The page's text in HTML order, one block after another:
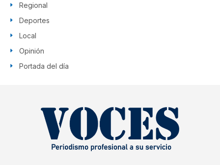
Regional
Deportes
Local
Opinión
Portada del día